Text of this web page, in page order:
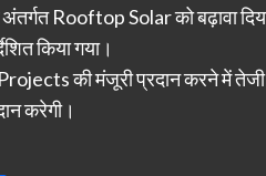
Rooftop Solar को बढ़ावा दिया
किया गया।
की मंजूरी प्रदान करने में तेजी
करेगी।